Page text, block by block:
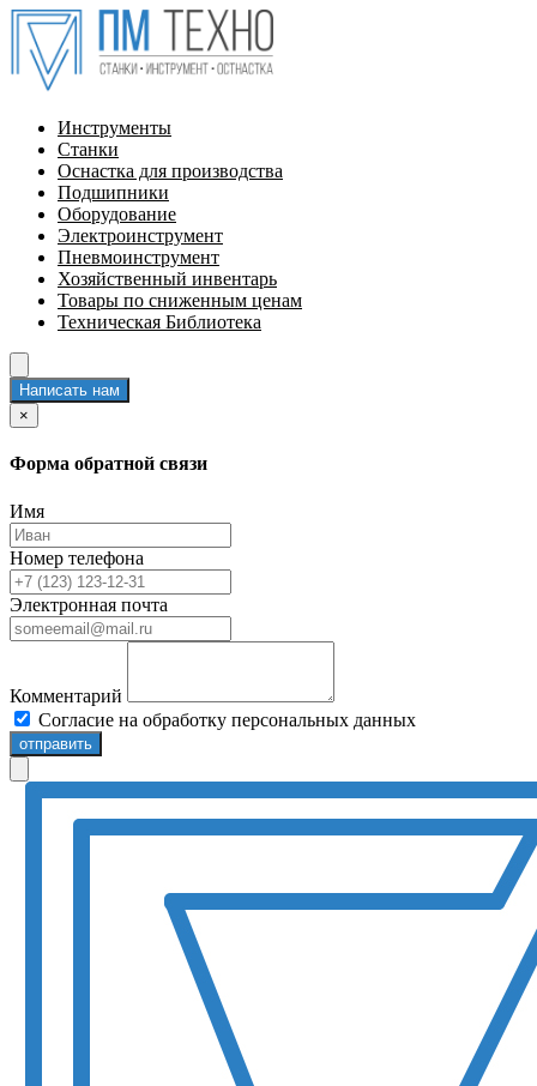
Инструменты
Станки
Оснастка для производства
Подшипники
Оборудование
Электроинструмент
Пневмоинструмент
Хозяйственный инвентарь
Товары по сниженным ценам
Техническая Библиотека
Написать нам
×
Форма обратной связи
Имя
Номер телефона
Электронная почта
Комментарий
Согласие на обработку персональных данных
отправить